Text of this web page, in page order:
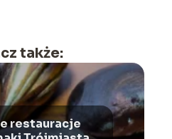
także:
restauracje